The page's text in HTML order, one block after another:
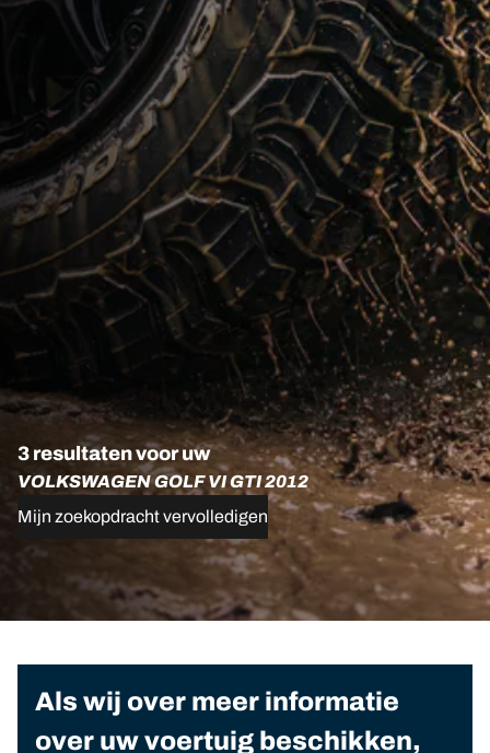
3 resultaten voor uw
VOLKSWAGEN GOLF VI GTI 2012
Mijn zoekopdracht vervolledigen
Als wij over meer informatie
over uw voertuig beschikken,